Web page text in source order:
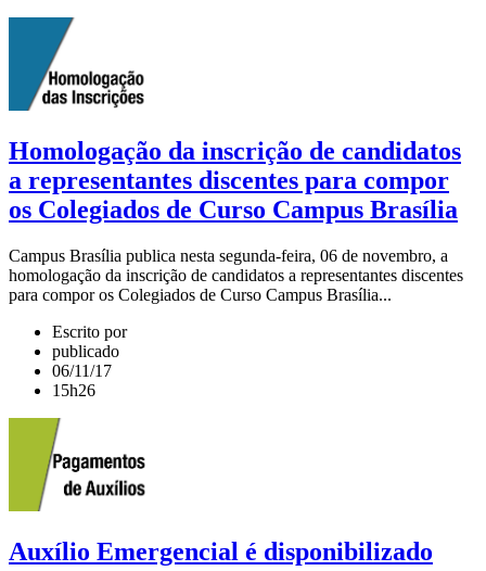
Homologação da inscrição de candidatos
a representantes discentes para compor
os Colegiados de Curso Campus Brasília
Campus Brasília publica nesta segunda-feira, 06 de novembro, a
homologação da inscrição de candidatos a representantes discentes
para compor os Colegiados de Curso Campus Brasília...
Escrito por
publicado
06/11/17
15h26
Auxílio Emergencial é disponibilizado